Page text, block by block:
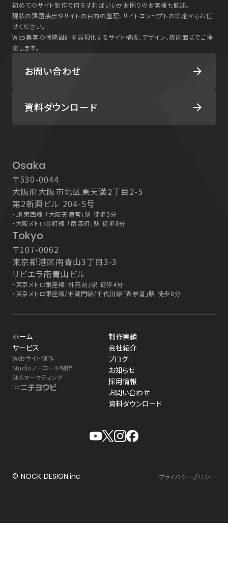
初めてのサイト制作で何をすればいいかお困りのお客様も歓迎。
現状の課題抽出やサイトの目的の整理、サイトコンセプトの策定からお任
せください。
Web集客の戦略設計を具現化するサイト構成、デザイン、機能面までご提
案します。
お問い合わせ arrow_forward
資料ダウンロード arrow_forward
Osaka
〒530-0044
大阪府大阪市北区東天満2丁目2-5
第2新興ビル 204-5号
・
・
JR東西線 「大阪天満宮」駅 徒歩5分
大阪メトロ谷町線 「南森町」駅 徒歩8分
Tokyo
〒107-0062
東京都港区南青山3丁目3-3
リビエラ南青山ビル
・
・
東京メトロ銀座線「外苑前」駅 徒歩4分
東京メトロ銀座線/半蔵門線/千代田線「表参道」駅 徒歩8分
ホーム
サービス
Webサイト制作
Studioノーコード制作
SNSマーケティング
for
制作実績
会社紹介
ブログ
お知らせ
採用情報
お問い合わせ
資料ダウンロード
© NOCK DESIGN.inc プライバシーポリシー